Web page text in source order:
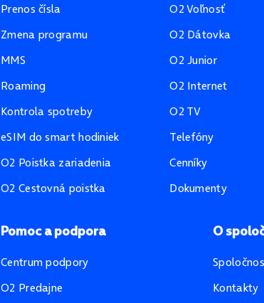
Prenos čísla
Zmena programu
MMS
Roaming
Kontrola spotreby
eSIM do smart hodiniek
O2 Poistka zariadenia
O2 Cestovná poistka
O2 Voľnosť
O2 Dátovka
O2 Junior
O2 Internet
O2 TV
Telefóny
Cenníky
Dokumenty
Pomoc a podpora
Centrum podpory
O2 Predajne
O
Kontakty